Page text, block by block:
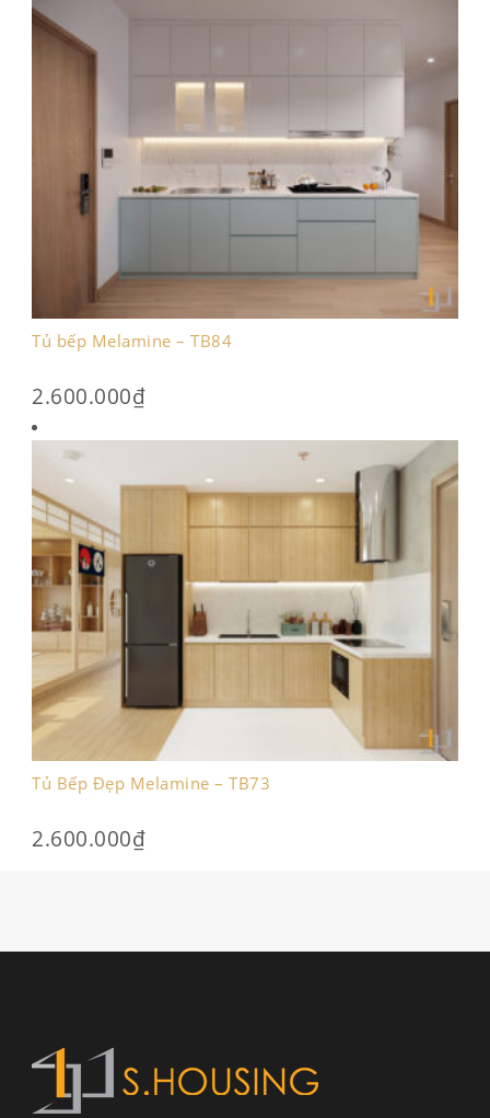
Tủ bếp Melamine – TB84
2.600.000₫
Tủ Bếp Đẹp Melamine – TB73
2.600.000₫